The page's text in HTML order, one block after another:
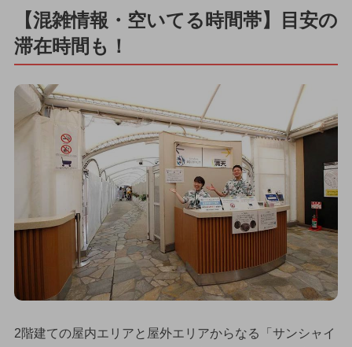
【混雑情報・空いてる時間帯】目安の
滞在時間も！
2階建ての屋内エリアと屋外エリアからなる「サンシャイ